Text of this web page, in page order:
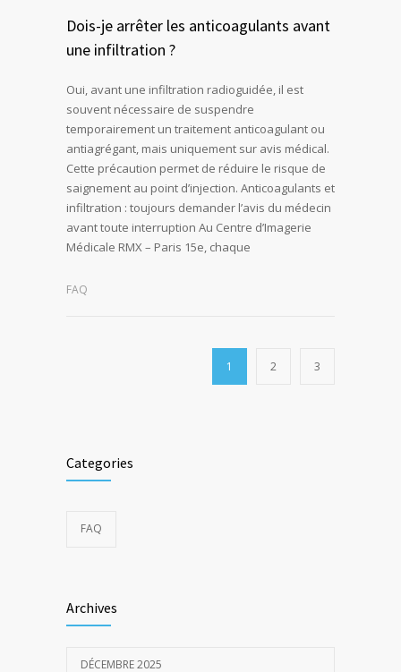
Dois-je arrêter les anticoagulants avant
une infiltration ?
Oui, avant une infiltration radioguidée, il est
souvent nécessaire de suspendre
temporairement un traitement anticoagulant ou
antiagrégant, mais uniquement sur avis médical.
Cette précaution permet de réduire le risque de
saignement au point d’injection. Anticoagulants et
infiltration : toujours demander l’avis du médecin
avant toute interruption Au Centre d’Imagerie
Médicale RMX – Paris 15e, chaque
FAQ
1 2 3
Categories
FAQ
Archives
DÉCEMBRE 2025